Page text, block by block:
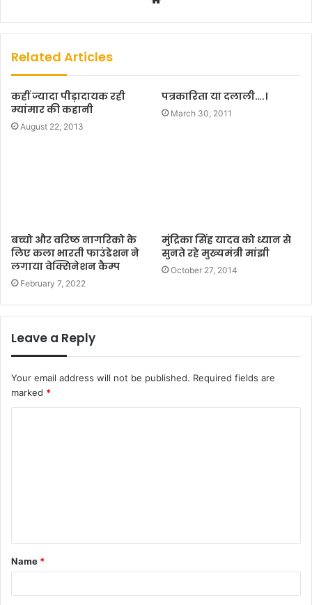
b
e
Related Articles
कहीं ज्यादा पीड़ादायक रही
म्यांमार की कहानी
August 22, 2013
पत्रकारिता या दलाली….।
March 30, 2011
बच्चो और वरिष्ठ नागरिको के
लिए कला भारती फाउंडेशन ने
लगाया वेक्सिनेशन कैम्प
February 7, 2022
मुंद्रिका सिंह यादव को ध्यान से
सुनते रहे मुख्यमंत्री मांझी
October 27, 2014
Leave a Reply
Your email address will not be published. Required fields are
marked *
t
*
Name *